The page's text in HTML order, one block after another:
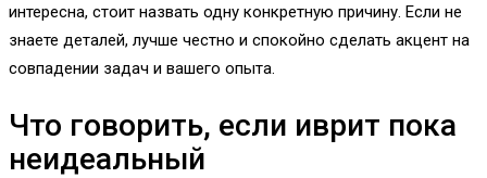
интересна, стоит назвать одну конкретную причину. Если не
знаете деталей, лучше честно и спокойно сделать акцент на
совпадении задач и вашего опыта.
Что говорить, если иврит пока
неидеальный